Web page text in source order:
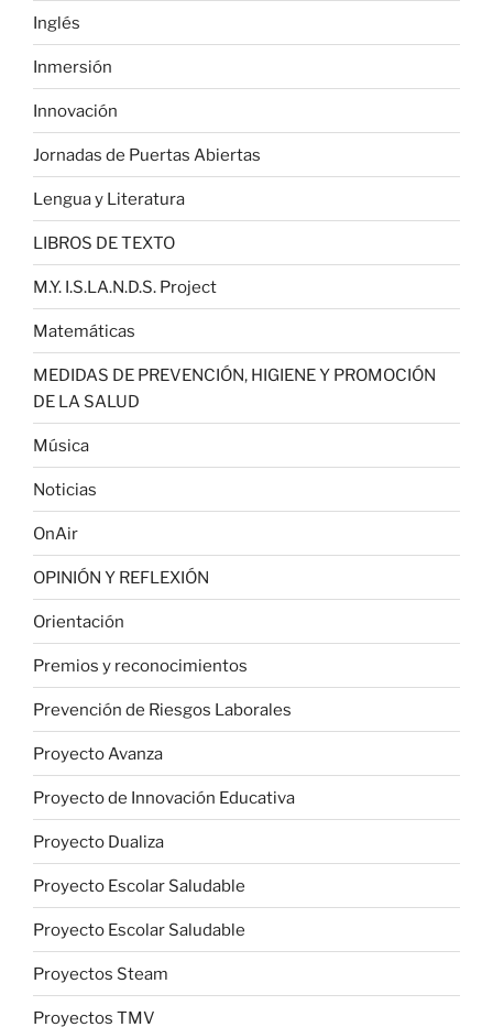
Inglés
Inmersión
Innovación
Jornadas de Puertas Abiertas
Lengua y Literatura
LIBROS DE TEXTO
M.Y. I.S.LA.N.D.S. Project
Matemáticas
MEDIDAS DE PREVENCIÓN, HIGIENE Y PROMOCIÓN
DE LA SALUD
Música
Noticias
OnAir
OPINIÓN Y REFLEXIÓN
Orientación
Premios y reconocimientos
Prevención de Riesgos Laborales
Proyecto Avanza
Proyecto de Innovación Educativa
Proyecto Dualiza
Proyecto Escolar Saludable
Proyecto Escolar Saludable
Proyectos Steam
Proyectos TMV